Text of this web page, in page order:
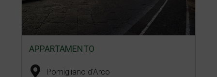
APPARTAMENTO
Pomigliano d'Arco